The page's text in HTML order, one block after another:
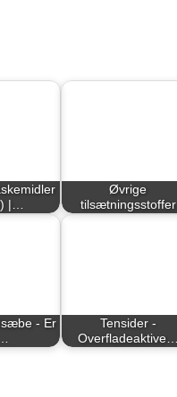
|…
Øvrige
tilsætningsstoffer
- Er
Tensider -
Overfladeaktive…